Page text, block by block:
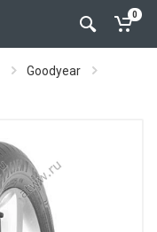
0
Goodyear